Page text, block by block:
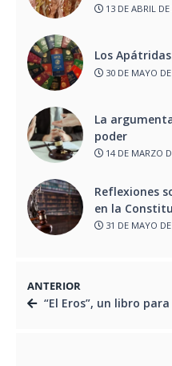
13 DE ABRIL
Los
30 DE MAYO
La
poder
14 DE MARZO
Reflexiones
en la
31 DE MAYO
ANTERIOR
“El Eros”, un libro para